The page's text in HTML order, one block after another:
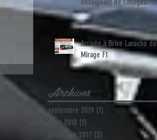
Arrivée à Brive Laroche du
Mirage F1
Archives
septembre 2019 (1) 1 post
mars 2018 (1)
décembre 2017 (3)